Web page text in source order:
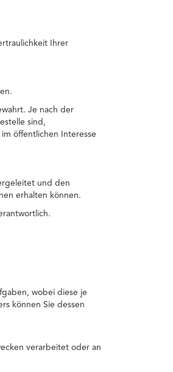
Ihrer
Je nach der
sind,
öffentlichen Interesse
und den
erhalten können.
wobei diese je
können Sie dessen
verarbeitet oder an